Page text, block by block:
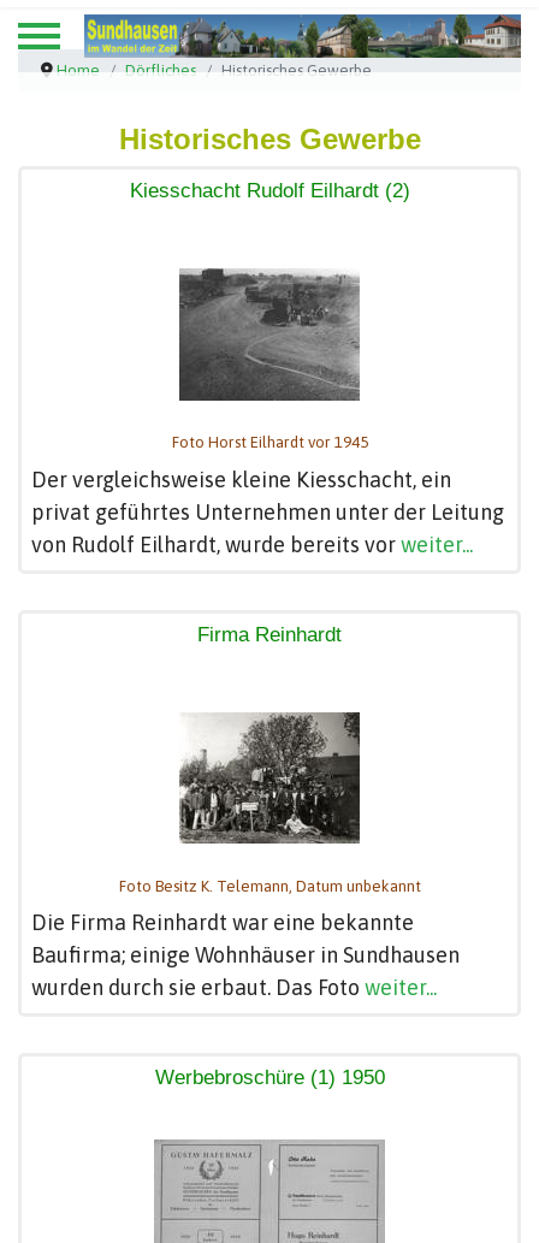
Home Dörfliches Historisches Gewerbe
Historisches Gewerbe
Kiesschacht Rudolf Eilhardt (2)
Foto Horst Eilhardt vor 1945
Der vergleichsweise kleine Kiesschacht, ein
privat geführtes Unternehmen unter der Leitung
von Rudolf Eilhardt, wurde bereits vorweiter...
Firma Reinhardt
Foto Besitz K. Telemann, Datum unbekannt
Die Firma Reinhardt war eine bekannte
Baufirma; einige Wohnhäuser in Sundhausen
wurden durch sie erbaut. Das Foto weiter...
Werbebroschüre (1) 1950